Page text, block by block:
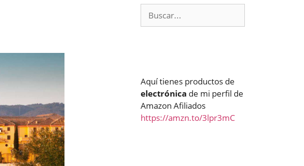
Aquí tienes productos de
electrónica de mi perfil de
Amazon Afiliados
https://amzn.to/3lpr3mC